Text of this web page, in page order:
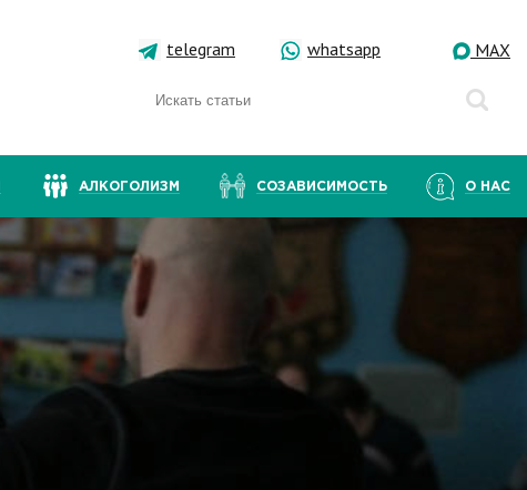
telegram whatsapp MAX
АЛКОГОЛИЗМ СОЗАВИСИМОСТЬ О НАС